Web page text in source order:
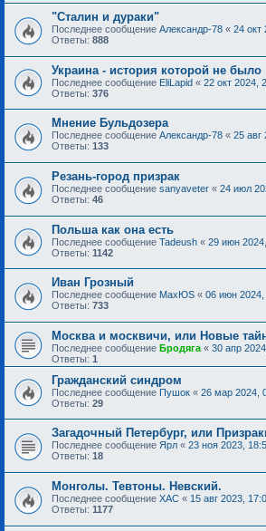
"Сталин и дураки"
Последнее сообщение Александр-78 « 24 окт
Ответы: 888
Украина - история которой не было
Последнее сообщение EliLapid « 22 окт 2024,
Ответы: 376
Мнение Бульдозера
Последнее сообщение Александр-78 « 25 авг
Ответы: 133
Резань-город призрак
Последнее сообщение sanyaveter « 24 июл
Ответы: 46
Польша как она есть
Последнее сообщение Tadeush « 29 июн
Ответы: 1142
Иван Грозный
Последнее сообщение MaxЮS « 06 июн 2024,
Ответы: 733
Москва и москвичи, или Новые
Последнее сообщение Бродяга « 30 апр
Ответы: 1
Гражданский синдром
Последнее сообщение Пушок « 26 мар 2024,
Ответы: 29
Загадочный Петербург, или
Последнее сообщение Ярл « 23 ноя 2023,
Ответы: 18
Монголы. Тевтоны. Невский.
Последнее сообщение ХАС « 15 авг 2023,
Ответы: 1177